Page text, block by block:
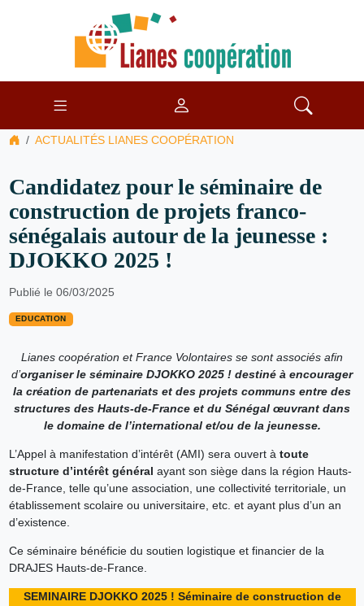
ACTUALITÉS LIANES COOPÉRATION
Candidatez pour le séminaire de
construction de projets franco-
sénégalais autour de la jeunesse :
DJOKKO 2025 !
Publié le 06/03/2025
EDUCATION
Lianes coopération et France Volontaires se sont associés afin
d’organiser le séminaire DJOKKO 2025 ! destiné à encourager
la création de partenariats et des projets communs entre des
structures des Hauts-de-France et du Sénégal œuvrant dans
le domaine de l’international et/ou de la jeunesse.
L’Appel à manifestation d’intérêt (AMI) sera ouvert à toute
structure d’intérêt général ayant son siège dans la région Hauts-
de-France, telle qu’une association, une collectivité territoriale, un
établissement scolaire ou universitaire, etc. et ayant plus d’un an
d’existence.
Ce séminaire bénéficie du soutien logistique et financier de la
DRAJES Hauts-de-France.
SEMINAIRE DJOKKO 2025 ! Séminaire de construction de